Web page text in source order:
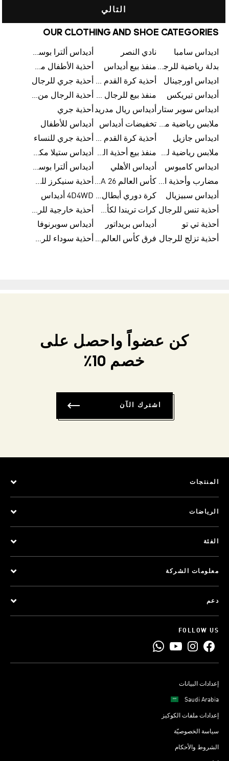
التالي
OUR CLOTHING AND SHOE CATEGORIES
اديداس سامبا نادي النصر
أديداس ألترا بوست
بدلة رياضية للرجال من أديداس منفذ بيع أديداس
أحذية الأطفال من أديداس
اديداس اورجينال
أحذية كرة القدم للرجال من أديداس
أحذية جري للرجال
أديداس تيريكس
منفذ بيع للرجال من أديداس
أحذية الرجال من أديداس
اديداس سوبر ستار
أديداس ريال مدريد أحذية جري
ملابس رياضية من أديداس تخفيضات أديداس
أديداس للأطفال
اديداس جازيل
أحذية كرة القدم من أديداس
أحذية جري للنساء
ملابس رياضية للأطفال من أديداس
منفذ بيع أحذية الرجال من أديداس
أديداس ستيلا مكارتني
اديداس كامبوس
أديداس الأهلي
أديداس ألترا بوست للنساء
مضارب وأحذية البادل من أديداس
كأس العالم FIFA 26™
أحذية سنيكرز للرجال من أديداس
أديداس سبيزيال
كرة دوري أبطال أوروبا من أديداس 4D4WD أديداس
أحذية تنس للرجال
كرات تريندا لكأس العالم FIFA 26™
أحذية خارجية للرجال
أحذية تي تو
أديداس بريداتور
أديداس سوبرنوفا
أحذية تزلج للرجال
فرق كأس العالم FIFA 26™ أحذية سوداء للرجال
كن عضواً واحصل على
خصم 10٪
اشترك الآن
المنتجات
الرياضات
الفئة
معلومات الشركة
دعم
FOLLOW US
إعدادات البيانات
Saudi Arabia
إعدادات ملفات الكوكيز
سياسة الخصوصيّة
الشروط والأحكام